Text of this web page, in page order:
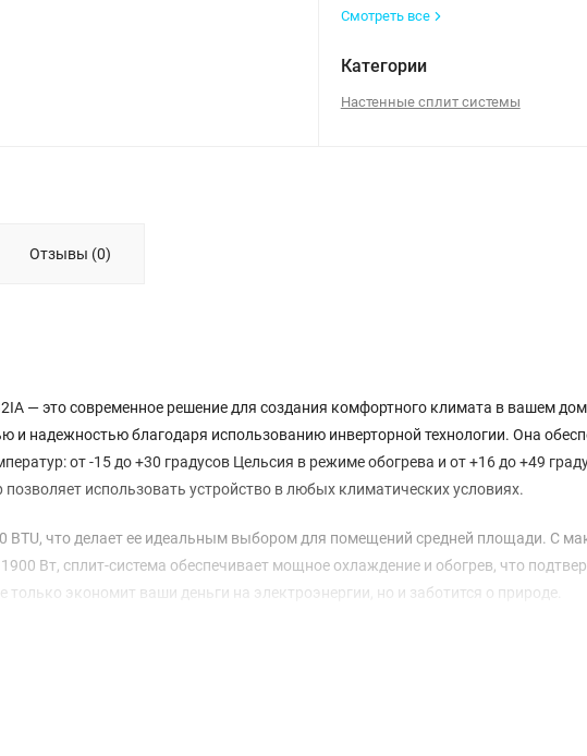
Смотреть все
Категории
Настенные сплит системы
Отзывы (0)
— это современное решение для создания комфортного климата в вашем
и надежностью благодаря использованию инверторной технологии. Она
от -15 до +30 градусов Цельсия в режиме обогрева и от +16 до +49
использовать устройство в любых климатических условиях.
BTU, что делает ее идеальным выбором для помещений средней площади. С
Вт, сплит-система обеспечивает мощное охлаждение и обогрев, что
только экономит ваши деньги на электроэнергии, но и заботится о природе.
мм, а внутреннего — 750×285×200 мм, что делает их компактными и